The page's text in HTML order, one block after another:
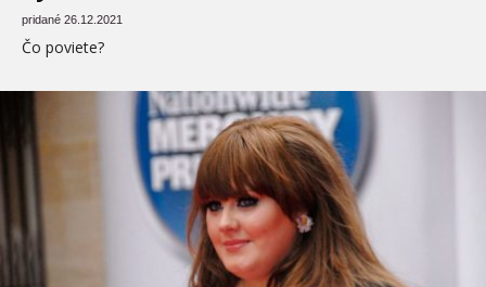
pridané 26.12.2021
Čo poviete?